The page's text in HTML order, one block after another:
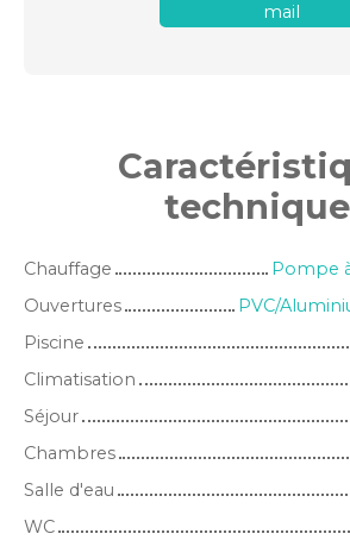
mail
Chauffage
Pompe
Ouvertures
PVC/
Piscine
Climatisation
Séjour
Chambres
Salle d'eau
WC